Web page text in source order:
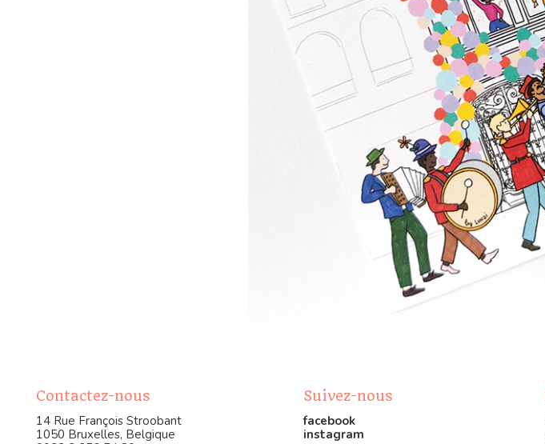
Contactez-nous
14 Rue François Stroobant
1050 Bruxelles, Belgique
Suivez-nous
facebook
instagram